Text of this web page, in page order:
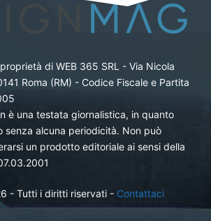
di WEB 365 SRL - Via Nicola
Roma (RM) - Codice Fiscale e Partita
è una testata giornalistica, in quanto
senza alcuna periodicità. Non può
un prodotto editoriale ai sensi della
- Tutti i diritti riservati - Contattaci